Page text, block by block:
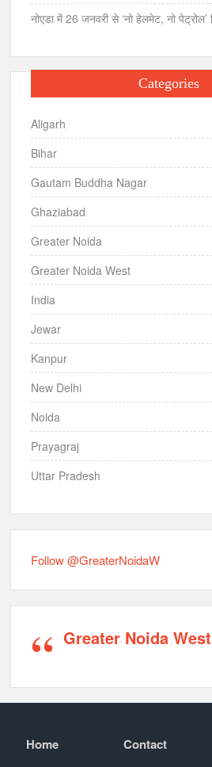
नोएडा में 26 जनवरी से ‘नो हेलमेट, नो पेट्रोल’
Categories
Aligarh
Bihar
Gautam Buddha Nagar
Ghaziabad
Greater Noida
Greater Noida West
India
Jewar
Kanpur
New Delhi
Noida
Prayagraj
Uttar Pradesh
Follow @GreaterNoidaW
Greater Noida West
Home Contact